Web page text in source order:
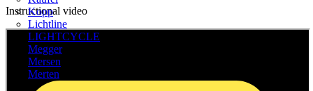
Kopp
Lichtline
LIGHTCYCLE
Megger
Mersen
Merten
Instructional video